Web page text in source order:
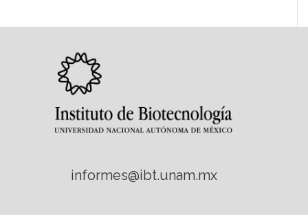
informes@ibt.unam.mx